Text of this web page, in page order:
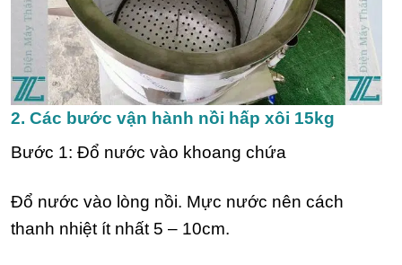
2. Các bước vận hành nồi hấp xôi 15kg
Bước 1: Đổ nước vào khoang chứa
Đổ nước vào lòng nồi. Mực nước nên cách
thanh nhiệt ít nhất 5 – 10cm.